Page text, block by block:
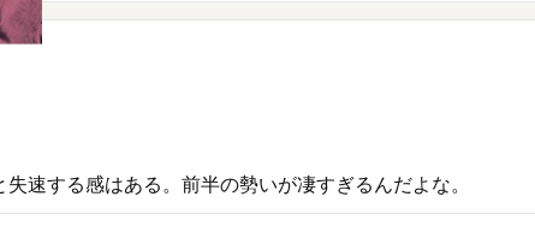
速する感はある。前半の勢いが凄すぎるんだよな。